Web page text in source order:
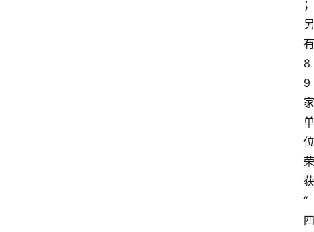
；
另
有
8
9
家
单
位
荣
获
“
四